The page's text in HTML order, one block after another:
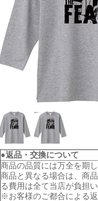
●返品・交換について
商品の品質には万全を期
商品と異なる場合は、商
る費用は全て当店が負担
※お客様のご都合による